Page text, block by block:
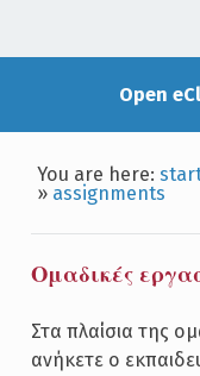
Open
You are here:
» assignments
Ομαδικές
Στα πλαίσια της
ανήκετε ο